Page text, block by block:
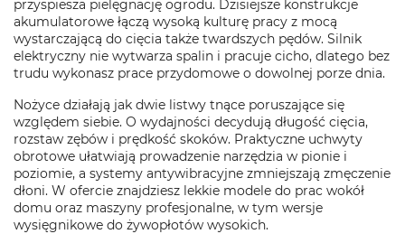
przyspiesza pielęgnację ogrodu. Dzisiejsze konstrukcje
akumulatorowe łączą wysoką kulturę pracy z mocą
wystarczającą do cięcia także twardszych pędów. Silnik
elektryczny nie wytwarza spalin i pracuje cicho, dlatego bez
trudu wykonasz prace przydomowe o dowolnej porze dnia.
Nożyce działają jak dwie listwy tnące poruszające się
względem siebie. O wydajności decydują długość cięcia,
rozstaw zębów i prędkość skoków. Praktyczne uchwyty
obrotowe ułatwiają prowadzenie narzędzia w pionie i
poziomie, a systemy antywibracyjne zmniejszają zmęczenie
dłoni. W ofercie znajdziesz lekkie modele do prac wokół
domu oraz maszyny profesjonalne, w tym wersje
wysięgnikowe do żywopłotów wysokich.